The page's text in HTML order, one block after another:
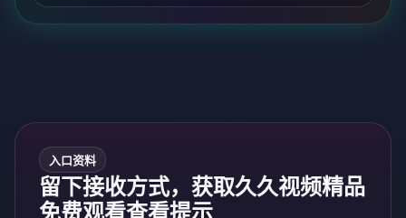
入口资料
留下接收方式，获取久久视频精品
免费观看查看提示